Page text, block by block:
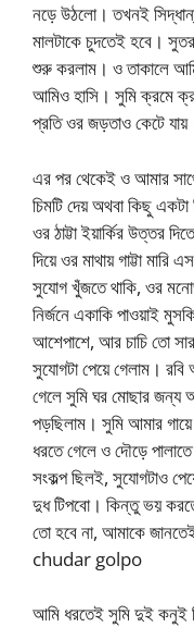
নড়ে উঠলো। তখনই
মালটাকে চুদতেই হবে।
শুরু করলাম। ও তাকালে
আমিও হাসি। সুমি ক্রমে
প্রতি ওর জড়তাও কেটে
এর পর থেকেই ও আমার
চিমটি দেয় অথবা কিছু
ওর ঠাট্টা ইয়ার্কির উত্তর
দিয়ে ওর মাথায় গাট্টা
সুযোগ খুঁজতে থাকি, ওর
নির্জনে একাকি পাওয়াই
আশেপাশে, আর চাচি তো
সুযোগটা পেয়ে গেলাম।
গেলে সুমি ঘর মোছার জন্য
পড়ছিলাম। সুমি আমার
ধরতে গেলে ও দৌড়ে
সংকল্প ছিলই, সুযোগটাও
দুধ টিপবো। কিন্তু ভয়
তো হবে না, আমাকে
chudar golpo
আমি ধরতেই সুমি দুই কনুই